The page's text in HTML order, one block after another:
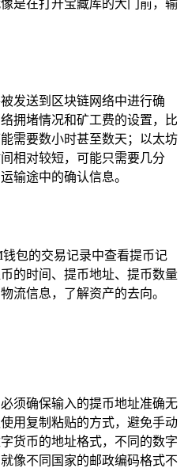
是在打开宝藏库的大门前，输
发送到区块链网络中进行确
拥堵情况和矿工费的设置，比
需要数小时甚至数天；以太坊
相对较短，可能只需要几分
输途中的确认信息。
包的交易记录中查看提币记
的时间、提币地址、提币数量
流信息，了解资产的去向。
须确保输入的提币地址准确无
用复制粘贴的方式，避免手动
货币的地址格式，不同的数字
像不同国家的邮政编码格式不